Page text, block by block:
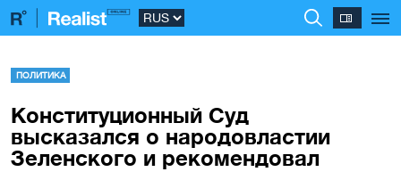
ПОЛИТИКА
Конституционный Суд
высказался о народовластии
Зеленского и рекомендовал